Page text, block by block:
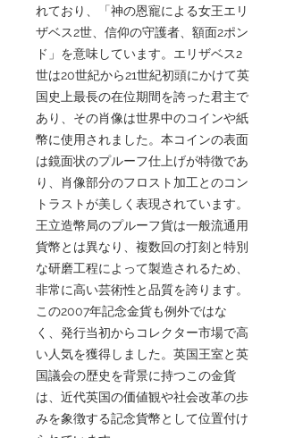
れており、「神の恩寵による女王エリ
ザベス2世、信仰の守護者、額面2ポン
ド」を意味しています。エリザベス2
世は20世紀から21世紀初頭にかけて英
国史上最長の在位期間を誇った君主で
あり、その肖像は世界中のコインや紙
幣に使用されました。本コインの表面
は鏡面状のプルーフ仕上げが特徴であ
り、肖像部分のフロスト加工とのコン
トラストが美しく表現されています。
王立造幣局のプルーフ貨は一般流通用
貨幣とは異なり、複数回の打刻と特別
な研磨工程によって製造されるため、
非常に高い芸術性と品質を誇ります。
この2007年記念金貨も例外ではな
く、発行当初からコレクター市場で高
い人気を獲得しました。英国王室と英
国議会の歴史を背景に持つこの金貨
は、近代英国の価値観や社会改革の歩
みを象徴する記念貨幣として位置付け